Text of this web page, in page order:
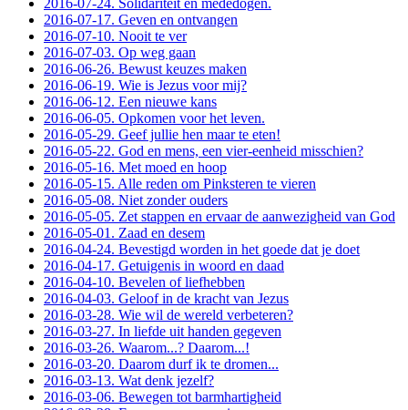
2016-07-24. Solidariteit en mededogen.
2016-07-17. Geven en ontvangen
2016-07-10. Nooit te ver
2016-07-03. Op weg gaan
2016-06-26. Bewust keuzes maken
2016-06-19. Wie is Jezus voor mij?
2016-06-12. Een nieuwe kans
2016-06-05. Opkomen voor het leven.
2016-05-29. Geef jullie hen maar te eten!
2016-05-22. God en mens, een vier-eenheid misschien?
2016-05-16. Met moed en hoop
2016-05-15. Alle reden om Pinksteren te vieren
2016-05-08. Niet zonder ouders
2016-05-05. Zet stappen en ervaar de aanwezigheid van God
2016-05-01. Zaad en desem
2016-04-24. Bevestigd worden in het goede dat je doet
2016-04-17. Getuigenis in woord en daad
2016-04-10. Bevelen of liefhebben
2016-04-03. Geloof in de kracht van Jezus
2016-03-28. Wie wil de wereld verbeteren?
2016-03-27. In liefde uit handen gegeven
2016-03-26. Waarom...? Daarom...!
2016-03-20. Daarom durf ik te dromen...
2016-03-13. Wat denk jezelf?
2016-03-06. Bewegen tot barmhartigheid